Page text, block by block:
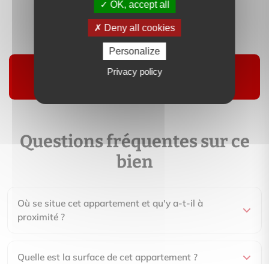
Contactez-moi
Suivre
Questions fréquentes sur ce
bien
Où se situe cet appartement et qu'y a-t-il à
proximité ?
Quelle est la surface de cet appartement ?
OK, accept all
Deny all cookies
Personalize
Privacy policy